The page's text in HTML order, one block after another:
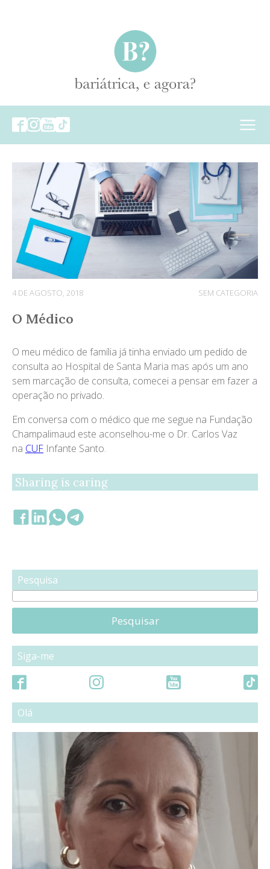
4 DE AGOSTO, 2018 SEM CATEGORIA
O Médico
O meu médico de família já tinha enviado um pedido de
consulta ao Hospital de Santa Maria mas após um ano
sem marcação de consulta, comecei a pensar em fazer a
operação no privado.
Em conversa com o médico que me segue na Fundação
Champalimaud este aconselhou-me o Dr. Carlos Vaz
na CUF Infante Santo.
Sharing is caring
Pesquisa
Pesquisar
Siga-me
Olá